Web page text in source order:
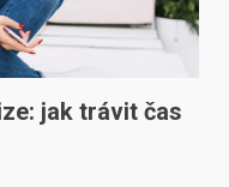
jak trávit čas